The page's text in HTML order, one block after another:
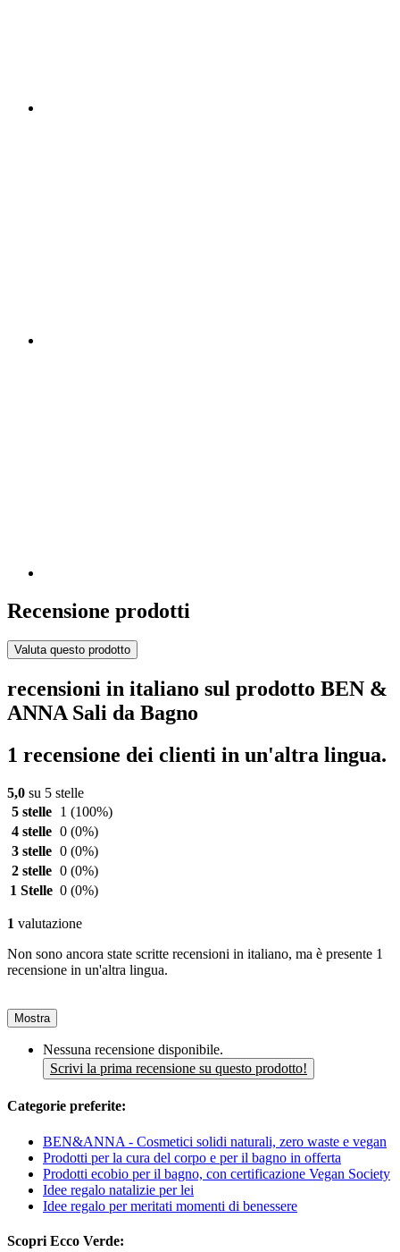
Recensione prodotti
Valuta questo prodotto
recensioni in italiano sul prodotto BEN &
ANNA Sali da Bagno
1 recensione dei clienti in un'altra lingua.
5,0 su 5 stelle
5 stelle
1 (100%)
4 stelle 0 (0%)
3 stelle 0 (0%)
2 stelle 0 (0%)
1 Stelle 0 (0%)
1 valutazione
Non sono ancora state scritte recensioni in italiano, ma è presente 1
recensione in un'altra lingua.
Mostra
Nessuna recensione disponibile.
Scrivi la prima recensione su questo prodotto!
Categorie preferite:
BEN&ANNA - Cosmetici solidi naturali, zero waste e vegan
Prodotti per la cura del corpo e per il bagno in offerta
Prodotti ecobio per il bagno, con certificazione Vegan Society
Idee regalo natalizie per lei
Idee regalo per meritati momenti di benessere
Scopri Ecco Verde: